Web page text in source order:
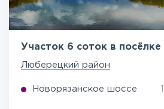
Участок 6 соток в
Люберецкий район
Новорязанское шоссе